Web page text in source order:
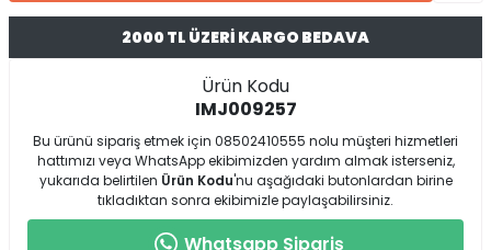
2000 TL ÜZERİ KARGO BEDAVA
Ürün Kodu
IMJ009257
Bu ürünü sipariş etmek için 08502410555 nolu müşteri hizmetleri
hattımızı veya WhatsApp ekibimizden yardım almak isterseniz,
yukarıda belirtilen Ürün Kodu'nu aşağıdaki butonlardan birine
tıkladıktan sonra ekibimizle paylaşabilirsiniz.
Whatsapp Sipariş